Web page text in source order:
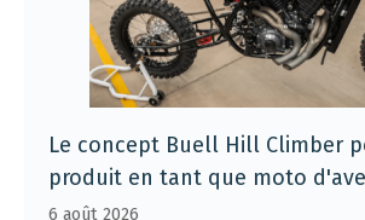
Le concept Buell Hill Climber
produit en tant que moto
6 août 2026